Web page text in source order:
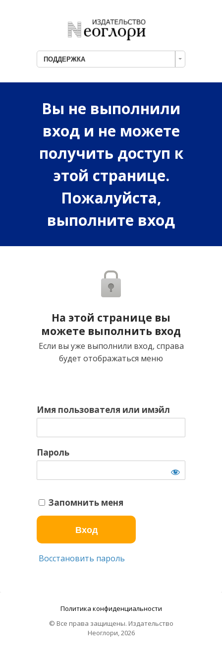
ПОДДЕРЖКА
Вы не выполнили
вход и не можете
получить доступ к
этой странице.
Пожалуйста,
выполните вход
На этой странице вы
можете выполнить вход
Если вы уже выполнили вход, справа
будет отображаться меню
Имя пользователя или имэйл
Пароль
Запомнить меня
Восстановить пароль
Политика конфиденциальности
© Все права защищены. Издательство
Неоглори, 2026